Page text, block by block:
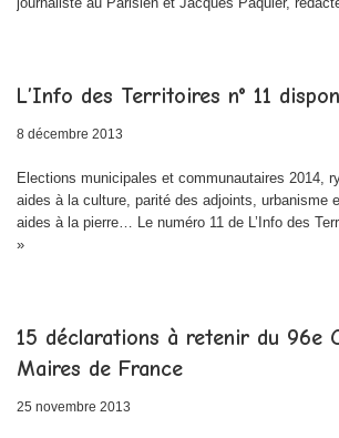
L’Info des Territoires n° 11
8 décembre 2013
Elections municipales et communautaires 2014,
aides à la culture, parité des adjoints, urbanisme
aides à la pierre… Le numéro 11 de L’Info des
»
15 déclarations à retenir du 96e
Maires de France
25 novembre 2013